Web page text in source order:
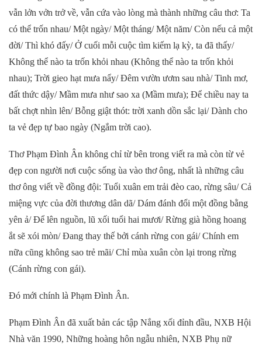
vẫn lởn vởn trở về, vẫn cứa vào lòng mà thành những câu thơ: Ta
có thể trốn nhau/ Một ngày/ Một tháng/ Một năm/ Còn nếu cả một
đời/ Thì khó đấy/ Ở cuối mỗi cuộc tìm kiếm lạ kỳ, ta đã thấy/
Không thể nào ta trốn khỏi nhau (Không thể nào ta trốn khỏi
nhau); Trời gieo hạt mưa nẩy/ Đêm vườn ươm sau nhà/ Tinh mơ,
đất thức dậy/ Mầm mưa như sao xa (Mầm mưa); Để chiều nay ta
bất chợt nhìn lên/ Bỗng giật thót: trời xanh dồn sắc lại/ Dành cho
ta vẻ đẹp tự bao ngày (Ngắm trời cao).
Thơ Phạm Đình Ân không chỉ từ bên trong viết ra mà còn từ vẻ
đẹp con người nơi cuộc sống ùa vào thơ ông, nhất là những câu
thơ ông viết về đồng đội: Tuổi xuân em trải đèo cao, rừng sâu/ Cả
miệng vực của đời thương dân dã/ Dám đánh đổi một đồng bằng
yên ả/ Để lên nguồn, lũ xối tuổi hai mươi/ Rừng già hồng hoang
ắt sẽ xói mòn/ Đang thay thế bởi cánh rừng con gái/ Chính em
nữa cũng không sao trẻ mãi/ Chỉ mùa xuân còn lại trong rừng
(Cánh rừng con gái).
Đó mới chính là Phạm Đình Ân.
Phạm Đình Ân đã xuất bản các tập Nắng xối đỉnh đầu, NXB Hội
Nhà văn 1990, Những hoàng hôn ngẫu nhiên, NXB Phụ nữ